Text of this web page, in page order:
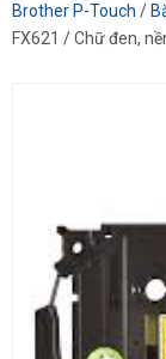
Brother P-Touch /
FX621 / Chữ đen,